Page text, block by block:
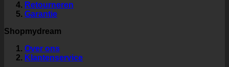
Retourneren
Garantie
Shopmydream
Over ons
Klantenservice